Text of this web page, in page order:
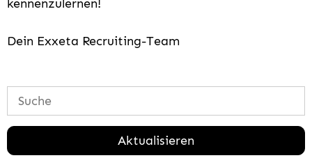
kennenzulernen!
Dein Exxeta Recruiting-Team
Aktualisieren